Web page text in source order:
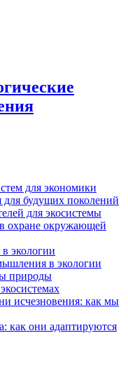
для экономики
для будущих поколений
для экосистемы
охране окружающей
в экологии
в экологии
природы
исчезновения: как мы
как они адаптируются